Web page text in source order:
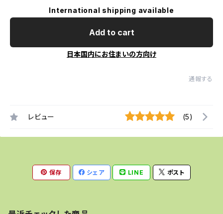
International shipping available
Add to cart
日本国内にお住まいの方向け
通報する
レビュー (5)
保存 シェア LINE ポスト